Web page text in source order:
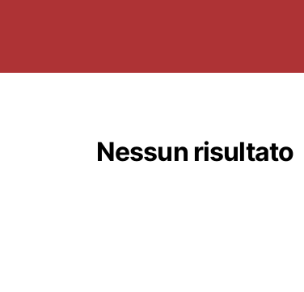
Nessun risultato